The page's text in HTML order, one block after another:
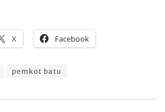
X Facebook
pemkot batu